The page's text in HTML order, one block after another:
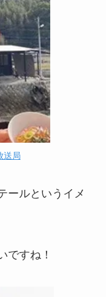
送局
ールというイメ
ですね！